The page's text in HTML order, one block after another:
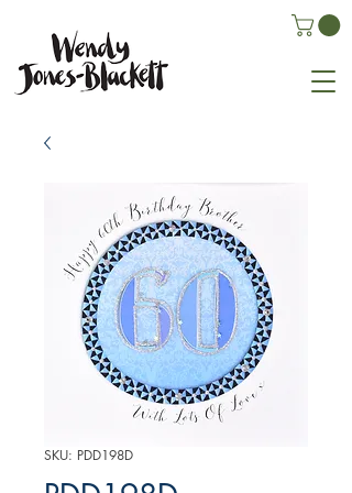
SKU: PDD198D